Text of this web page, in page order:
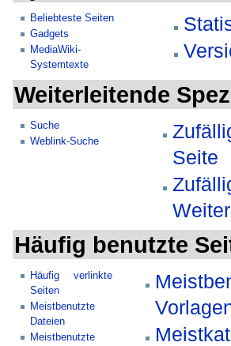
Beliebteste Seiten
Gadgets
MediaWiki-
Systemtexte
Weiterleitende
Suche
Weblink-Suche
Seite
Häufig benutzte
Häufig verlinkte
Seiten
Meistbenutzte
Dateien
Meistbenutzte